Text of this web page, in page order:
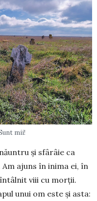
mii!
și sfârâie ca
ajuns în inima ei, în
viii cu morții.
unui om este și asta: